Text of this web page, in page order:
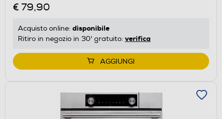
€ 79,90
Acquisto online: disponibile
Ritiro in negozio in 30' gratuito: verifica
AGGIUNGI